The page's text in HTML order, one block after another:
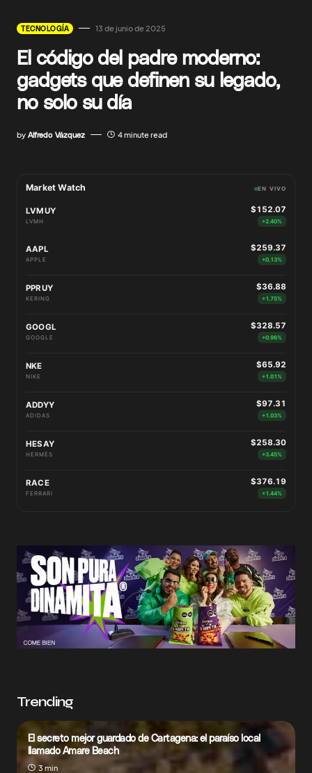
TECNOLOGÍA 13 de junio de 2025
El código del padre moderno:
gadgets que definen su legado,
no solo su día
by Alfredo Vázquez 4 minute read
Market Watch EN VIVO
LVMUY
LVMH
$152.07
+2.40%
AAPL
APPLE
$259.37
+0.13%
PPRUY
KERING
$36.88
+1.75%
GOOGL
GOOGLE
$328.57
+0.96%
NKE
NIKE
$65.92
+1.01%
ADDYY
ADIDAS
$97.31
+1.03%
HESAY
HERMÈS
$258.30
+3.45%
RACE
FERRARI
$376.19
+1.44%
Trending
El secreto mejor guardado de Cartagena: el paraíso local
llamado Amare Beach
3 min